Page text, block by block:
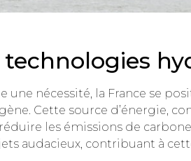
nécessité, la France se
Cette source d’énergie,
les émissions de
audacieux, contribuant à